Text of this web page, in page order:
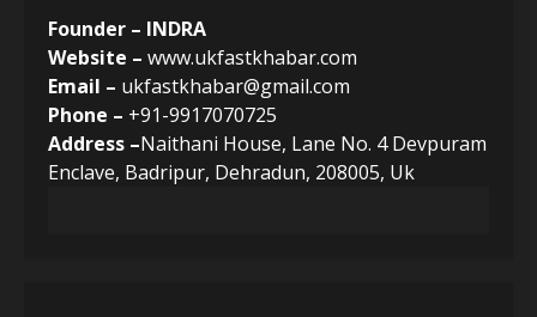
Founder – INDRA
Website – www.ukfastkhabar.com
Email – ukfastkhabar@gmail.com
Phone – +91-9917070725
Address –Naithani House, Lane No. 4 Devpuram
Enclave, Badripur, Dehradun, 208005, Uk